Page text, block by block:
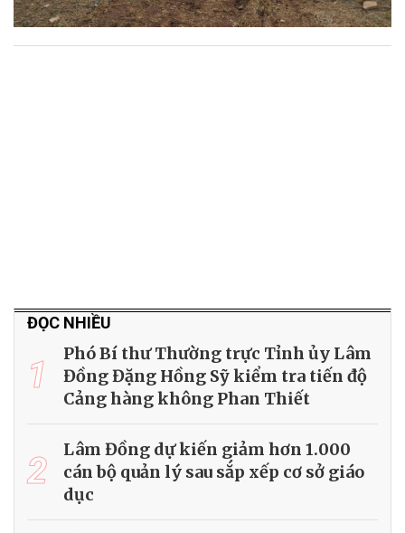
ĐỌC NHIỀU
1
Phó Bí thư Thường trực Tỉnh ủy Lâm
Đồng Đặng Hồng Sỹ kiểm tra tiến độ
Cảng hàng không Phan Thiết
2
Lâm Đồng dự kiến giảm hơn 1.000
cán bộ quản lý sau sắp xếp cơ sở giáo
dục